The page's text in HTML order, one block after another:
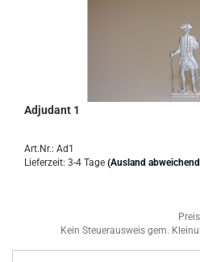
Adjudant 1
Art.Nr.: Ad1
Lieferzeit: 3-4 Tage (Ausland
Kein Steuerausweis gem.